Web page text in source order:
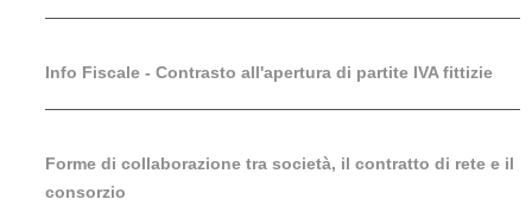
Info Fiscale - Contrasto all'apertura di partite IVA fittizie
Forme di collaborazione tra società, il contratto di rete e il
consorzio